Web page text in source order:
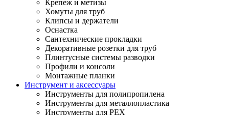
Крепеж и метизы
Хомуты для труб
Клипсы и держатели
Оснастка
Сантехнические прокладки
Декоративные розетки для труб
Плинтусные системы разводки
Профили и консоли
Монтажные планки
Инструмент и аксессуары
Инструменты для полипропилена
Инструменты для металлопластика
Инструменты для PEX